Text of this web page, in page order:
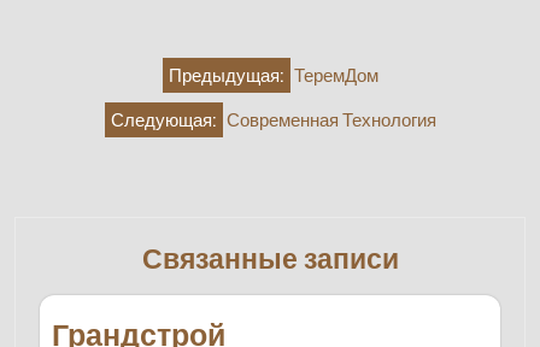
Навигация
записям
Предыдущая: ТеремДом
Следующая: Современная Технология
Связанные записи
Грандстрой